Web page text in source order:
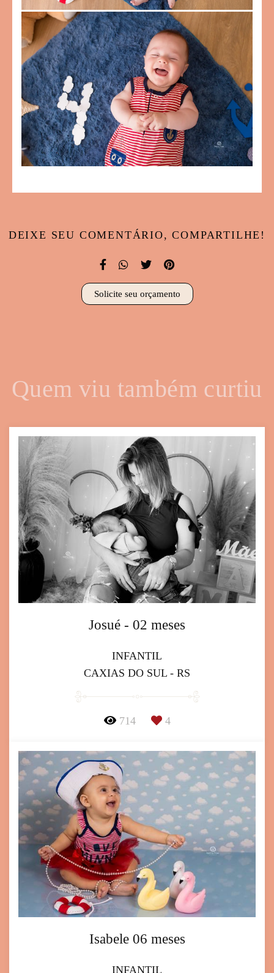
DEIXE SEU COMENTÁRIO, COMPARTILHE!
Solicite seu orçamento
Quem viu também curtiu
Josué - 02 meses
INFANTIL
CAXIAS DO SUL - RS
714 4
Isabele 06 meses
INFANTIL